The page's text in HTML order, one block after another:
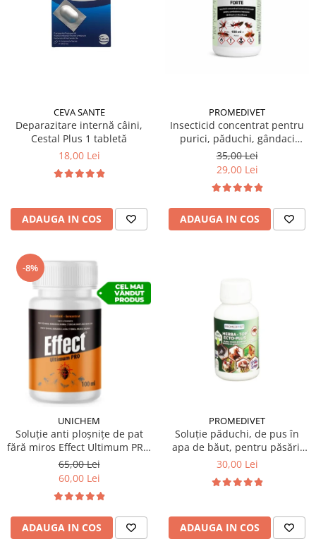
Suplimente și vitamine păsări și
Antidiareice
CEVA SANTE
Deparazitare internă câini,
Cestal Plus 1 tabletă
18,00 Lei
ADAUGA IN COS
PROMEDIVET
Insecticid concentrat pentru
purici, păduchi, gândaci
Ectocid Forte T 100 ml
35,00 Lei
29,00 Lei
ADAUGA IN COS
-8%
UNICHEM
Soluție anti ploșnițe de pat
fără miros Effect Ultimum PRO
100 ml
65,00 Lei
60,00 Lei
ADAUGA IN COS
PROMEDIVET
Soluție păduchi, de pus în
apa de băut, pentru păsări,
Herba Top Ecto Plus 100 ml
30,00 Lei
ADAUGA IN COS